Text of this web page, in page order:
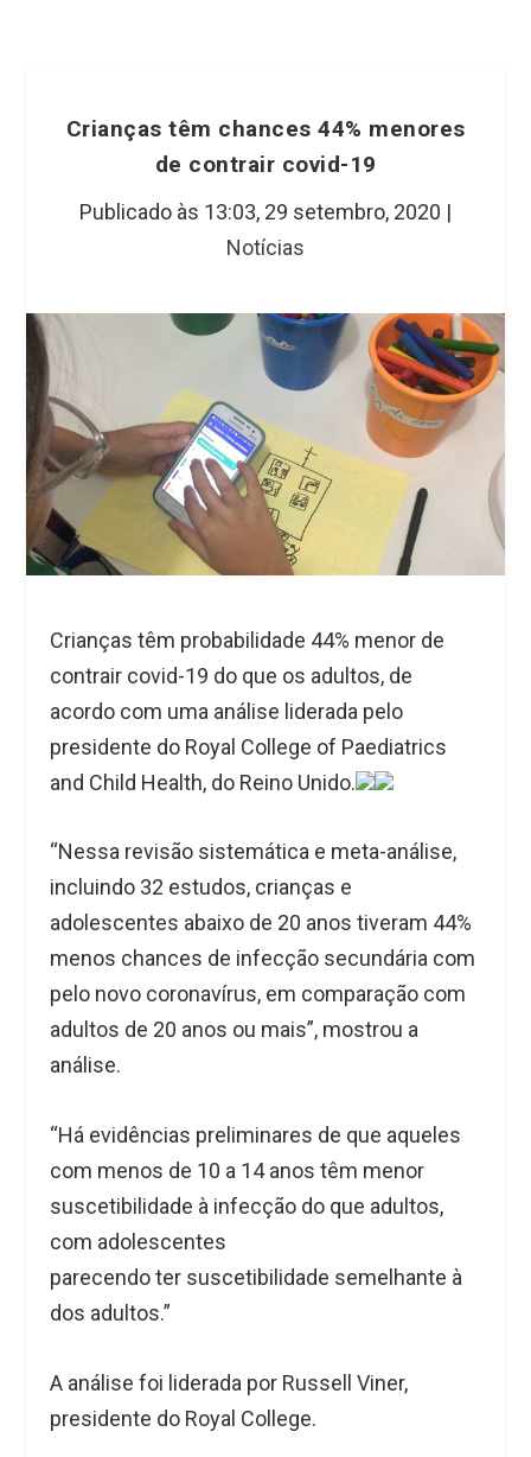
Crianças têm chances 44% menores
de contrair covid-19
Publicado às 13:03, 29 setembro, 2020 |
Notícias
Crianças têm probabilidade 44% menor de
contrair covid-19 do que os adultos, de
acordo com uma análise liderada pelo
presidente do Royal College of Paediatrics
and Child Health, do Reino Unido.
“Nessa revisão sistemática e meta-análise,
incluindo 32 estudos, crianças e
adolescentes abaixo de 20 anos tiveram 44%
menos chances de infecção secundária com
pelo novo coronavírus, em comparação com
adultos de 20 anos ou mais”, mostrou a
análise.
“Há evidências preliminares de que aqueles
com menos de 10 a 14 anos têm menor
suscetibilidade à infecção do que adultos,
com adolescentes
parecendo ter suscetibilidade semelhante à
dos adultos.”
A análise foi liderada por Russell Viner,
presidente do Royal College.